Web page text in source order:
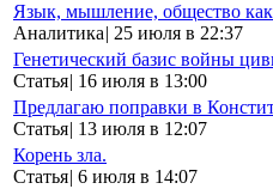
Язык, мышление, общество как
Аналитика| 25 июля в 22:37
Генетический базис войны
Статья| 16 июля в 13:00
Предлагаю поправки в
Статья| 13 июля в 12:07
Корень зла.
Статья| 6 июля в 14:07